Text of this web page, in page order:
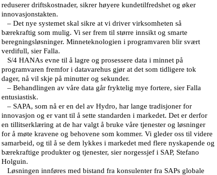
reduserer driftskostnader, sikrer høyere kundetilfredshet og øker
innovasjonstakten.
– Det nye systemet skal sikre at vi driver virksomheten så
bærekraftig som mulig. Vi ser frem til større innsikt og smarte
beregningsløsninger. Minneteknologien i programvaren blir svært
verdifull, sier Falla.
S/4 HANAs evne til å lagre og prosessere data i minnet på
programvaren fremfor i datavarehus gjør at det som tidligere tok
dager, nå vil skje på minutter og sekunder.
– Behandlingen av våre data går fryktelig mye fortere, sier Falla
entusiastisk.
– SAPA, som nå er en del av Hydro, har lange tradisjoner for
innovasjon og er vant til å sette standarden i markedet. Det er derfor
en tillitserklæring at de har valgt å bruke våre tjenester og løsninger
for å møte kravene og behovene som kommer. Vi gleder oss til videre
samarbeid, og til å se dem lykkes i markedet med flere nyskapende og
bærekraftige produkter og tjenester, sier norgessjef i SAP, Stefano
Holguin.
Løsningen innføres med bistand fra konsulenter fra SAPs globale